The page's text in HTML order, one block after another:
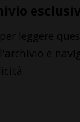
per leggere
e